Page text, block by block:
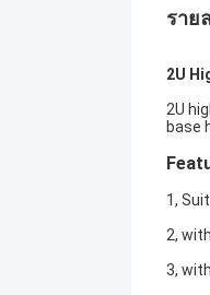
ราย
2U
2U
base
1,
2,
3,